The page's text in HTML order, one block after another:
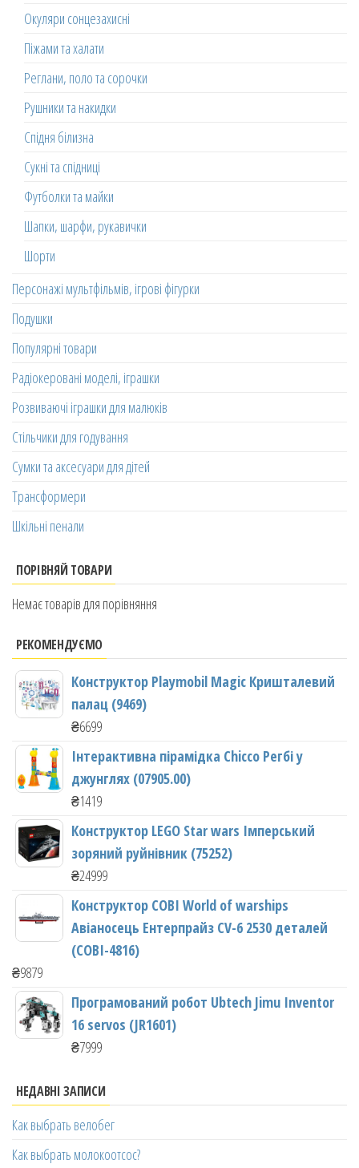
Окуляри сонцезахисні
Піжами та халати
Реглани, поло та сорочки
Рушники та накидки
Спідня білизна
Сукні та спідниці
Футболки та майки
Шапки, шарфи, рукавички
Шорти
Персонажі мультфільмів, ігрові фігурки
Подушки
Популярні товари
Радіокеровані моделі, іграшки
Розвиваючі іграшки для малюків
Стільчики для годування
Сумки та аксесуари для дітей
Трансформери
Шкільні пенали
ПОРІВНЯЙ ТОВАРИ
Немає товарів для порівняння
РЕКОМЕНДУЄМО
Конструктор Playmobil Magic Кришталевий
палац (9469)
₴6699
Інтерактивна пірамідка Chicco Регбі у
джунглях (07905.00)
₴1419
Конструктор LEGO Star wars Імперський
зоряний руйнівник (75252)
₴24999
Конструктор COBI World of warships
Авіаносець Ентерпрайз CV-6 2530 деталей
(COBI-4816)
₴9879
Програмований робот Ubtech Jimu Inventor
16 servos (JR1601)
₴7999
НЕДАВНІ ЗАПИСИ
Как выбрать велобег
Как выбрать молокоотсос?